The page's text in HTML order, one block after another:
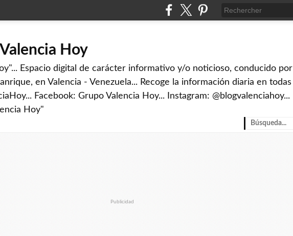
Hoy
Espacio digital de carácter informativo y/o noticioso, conducido por
en Valencia - Venezuela... Recoge la información diaria en todas
Facebook: Grupo Valencia Hoy... Instagram: @blogvalenciahoy...
Hoy"
Publicidad